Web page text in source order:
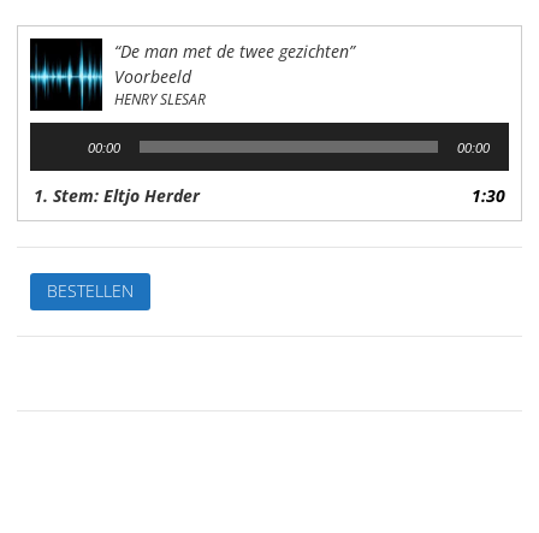
“De man met de twee gezichten”
Voorbeeld
HENRY SLESAR
00:00 00:00
1. Stem: Eltjo Herder 1:30
De
man
met
Henry
BESTELLEN